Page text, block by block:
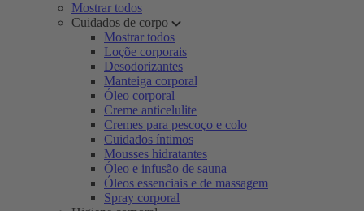
Mostrar todos
Cuidados de corpo
Mostrar todos
Loçõe corporais
Desodorizantes
Manteiga corporal
Óleo corporal
Creme anticelulite
Cremes para pescoço e colo
Cuidados íntimos
Mousses hidratantes
Óleo e infusão de sauna
Óleos essenciais e de massagem
Spray corporal